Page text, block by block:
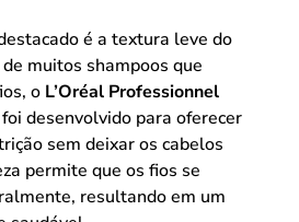
é a textura leve do
muitos shampoos que
o L’Oréal Professionnel
foi desenvolvido para oferecer
sem deixar os cabelos
permite que os fios se
resultando em um